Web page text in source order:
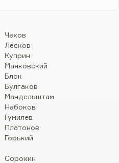
Чехов
Лесков
Куприн
Маяковский
Блок
Булгаков
Мандельштам
Набоков
Гумилев
Платонов
Горький
Сорокин